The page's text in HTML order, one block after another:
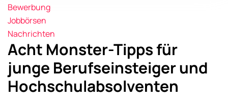
Bewerbung
Jobbörsen
Nachrichten
Acht Monster-Tipps für
junge Berufseinsteiger und
Hochschulabsolventen